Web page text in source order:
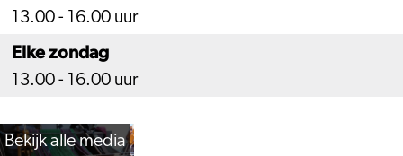
13.00 - 16.00 uur
Elke zondag
13.00 - 16.00 uur
Bekijk alle media